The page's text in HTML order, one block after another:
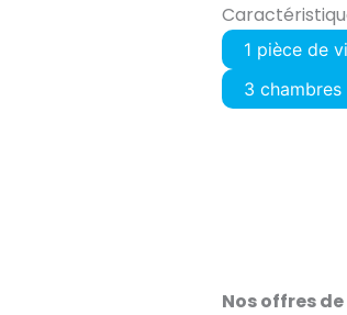
1 pièce de
3 chambres
Nos offres